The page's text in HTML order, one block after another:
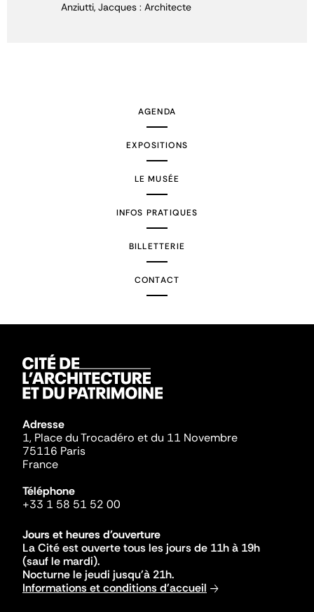
Anziutti, Jacques : Architecte
AGENDA
EXPOSITIONS
LE MUSÉE
INFOS PRATIQUES
BILLETTERIE
CONTACT
Adresse
1, Place du Trocadéro et du 11 Novembre
75116 Paris
France
Téléphone
+33 1 58 51 52 00
Jours et heures d'ouverture
La Cité est ouverte tous les jours de 11h à 19h
(sauf le mardi).
Nocturne le jeudi jusqu'à 21h.
Informations et conditions d'accueil